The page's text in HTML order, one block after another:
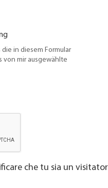
in diesem Formular
von mir ausgewählte
che tu sia un